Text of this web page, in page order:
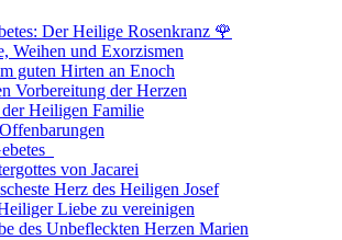
Der Heilige Rosenkranz 🌹
Weihen und Exorzismen
guten Hirten an Enoch
Vorbereitung der Herzen
Heiligen Familie
von Jacarei
Herz des Heiligen Josef
Liebe zu vereinigen
des Unbefleckten Herzen Marien